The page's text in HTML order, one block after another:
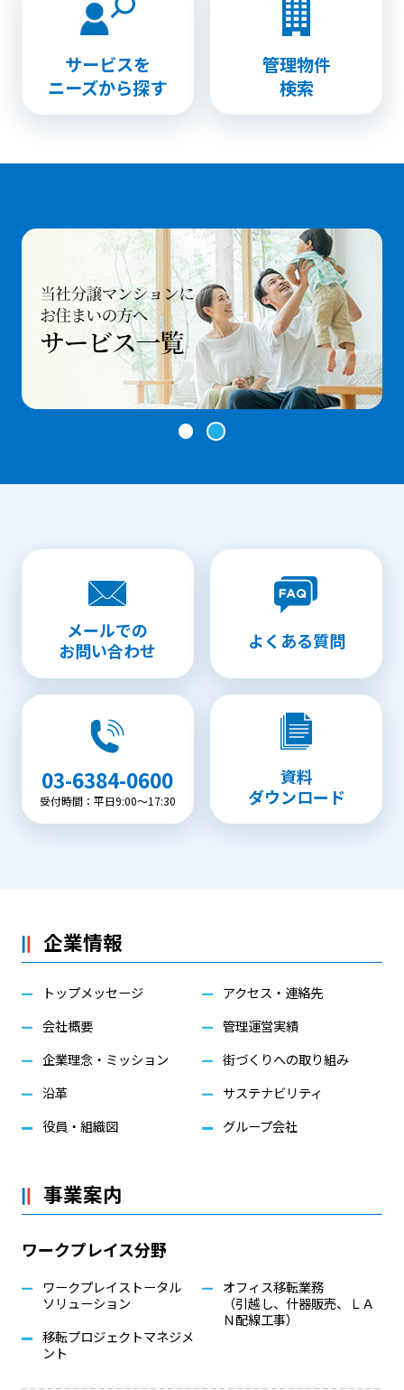
サービスを
ニーズから探す
管理物件
検索
メールでの
お問い合わせ
よくある質問
03-6384-0600
受付時間：平日9:00〜17:30
資料
ダウンロード
企業情報
トップメッセージ
会社概要
企業理念・ミッション
沿革
役員・組織図
アクセス・連絡先
管理運営実績
街づくりへの取り組み
サステナビリティ
グループ会社
事業案内
ワークプレイス分野
ワークプレイストータル
ソリューション
移転プロジェクトマネジメ
ント
オフィス移転業務
（引越し、什器販売、ＬＡ
Ｎ配線工事）